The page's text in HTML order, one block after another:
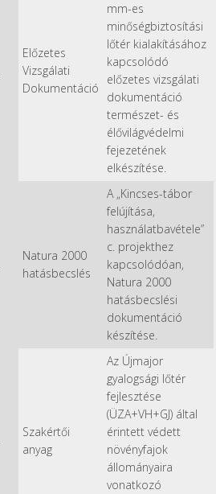
Előzetes
Vizsgálati
Dokumentáció
mm-es
minőségbiztosítási
lőtér kialakításához
kapcsolódó
előzetes vizsgálati
dokumentáció
természet- és
élővilágvédelmi
fejezetének
elkészítése.
Natura 2000
hatásbecslés
A „Kincses-tábor
felújítása,
használatbavétele”
c. projekthez
kapcsolódóan,
Natura 2000
hatásbecslési
dokumentáció
készítése.
Szakértői
anyag
Az Újmajor
gyalogsági lőtér
fejlesztése
(ÜZA+VH+GJ) által
érintett védett
növényfajok
állományaira
vonatkozó